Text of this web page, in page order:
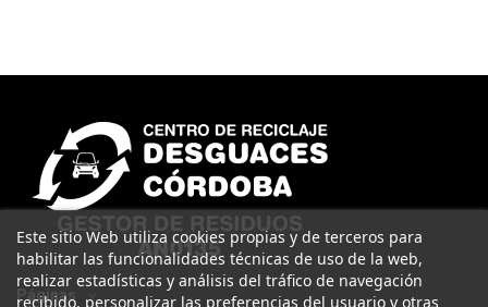
Páginas
Este sitio Web utiliza cookies propias y de terceros para
habilitar las funcionalidades técnicas de uso de la web,
realizar estadísticas y análisis del tráfico de navegación
recibido, personalizar las preferencias del usuario y otras